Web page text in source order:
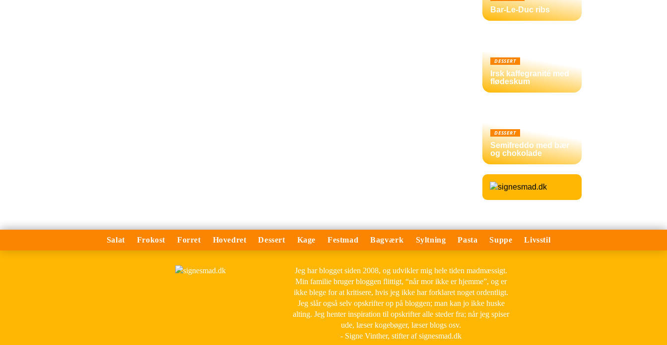
Bar-Le-Duc ribs
DESSERT
Irsk kaffegranité med
flødeskum
DESSERT
Semifreddo med bær
og chokolade
Salat Frokost Forret Hovedret Dessert Kage Festmad Bagværk Syltning Pasta Suppe Livsstil
Jeg har blogget siden 2008, og udvikler mig hele tiden madmæssigt.
Min familie bruger bloggen flittigt, “når mor ikke er hjemme”, og er
ikke blege for at kritisere, hvis jeg ikke har forklaret noget ordentligt.
Jeg slår også selv opskrifter op på bloggen; man kan jo ikke huske
alting. Jeg henter inspiration til opskrifter alle steder fra; når jeg spiser
ude, læser kogebøger, læser blogs osv.
- Signe Vinther, stifter af signesmad.dk